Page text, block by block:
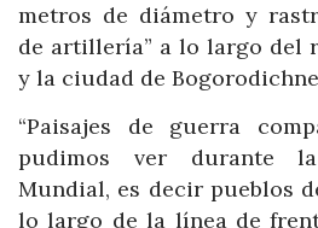
metros de diámetro y
de artillería” a lo largo del
y la ciudad de
“Paisajes de guerra
pudimos ver durante
Mundial, es decir pueblos
lo largo de la línea de